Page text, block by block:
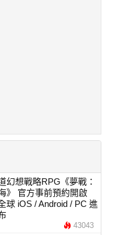
幻想戰略RPG《夢戰：
》 官方事前預約開啟
球 iOS / Android / PC 進
43043